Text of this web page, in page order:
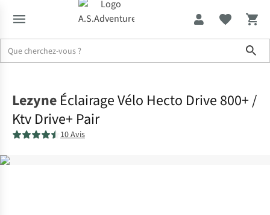
Lezyne Éclairage Vélo Hecto Drive 800+ /
Ktv Drive+ Pair
10 Avis